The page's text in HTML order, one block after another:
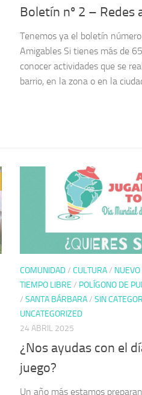
Boletín nº 2 – Redes
Tenemos ya el boletín
Amigables Si tienes más de
conocer actividades que se
barrio, en la zona o en la
COMUNIDAD/ CULTURA/ NUEVO
TIEMPO LIBRE / POLÍGONO DE
/ SANTA BÁRBARA/ SIN
UNCATEGORIZED
24 ABRIL 2025
¿Nos ayudas con el
juego?
Un año más estamos